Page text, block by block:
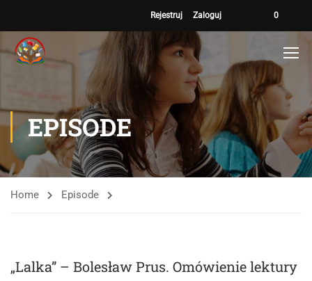
Rejestruj Zaloguj 0
EPISODE
Home Episode
„Lalka” – Bolesław Prus. Omówienie lektury